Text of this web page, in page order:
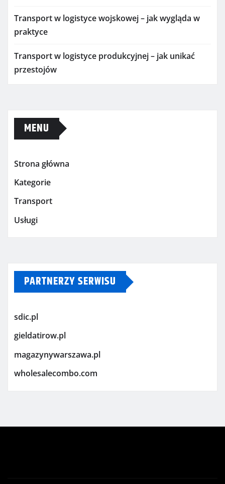
Transport w logistyce wojskowej – jak wygląda w
praktyce
Transport w logistyce produkcyjnej – jak unikać
przestojów
MENU
Strona główna
Kategorie
Transport
Usługi
PARTNERZY SERWISU
sdic.pl
gieldatirow.pl
magazynywarszawa.pl
wholesalecombo.com